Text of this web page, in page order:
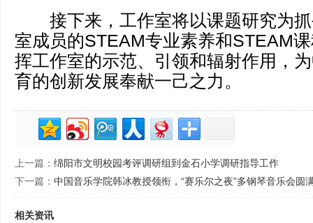
接下来，工作室将以课题研究为抓
室成员的STEAM专业素养和STEAM
挥工作室的示范、引领和辐射作用，
育的创新发展奉献一己之力。
上一篇： 绵阳市文明校园考评调研组到金石小学调研指导工作
下一篇： 中国音乐学院韩冰教授领衔，“赛乐尔之夜”多钢琴音乐会圆
相关资讯